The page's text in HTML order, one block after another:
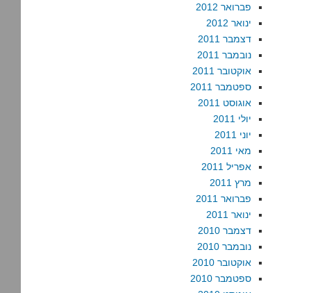
פברואר 2012
ינואר 2012
דצמבר 2011
נובמבר 2011
אוקטובר 2011
ספטמבר 2011
אוגוסט 2011
יולי 2011
יוני 2011
מאי 2011
אפריל 2011
מרץ 2011
פברואר 2011
ינואר 2011
דצמבר 2010
נובמבר 2010
אוקטובר 2010
ספטמבר 2010